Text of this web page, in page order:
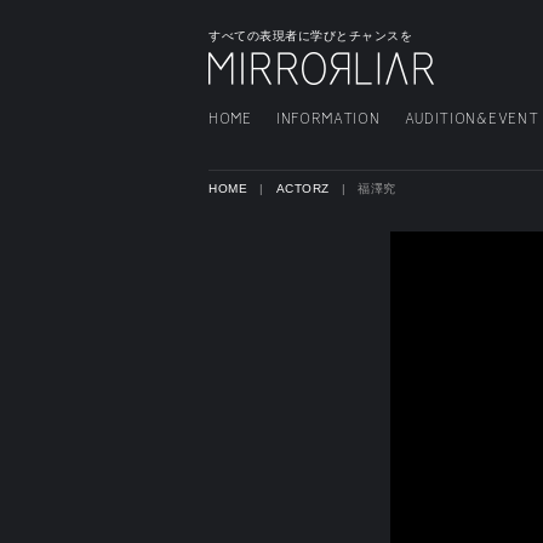
すべての表現者に学びとチャンスを
HOME INFORMATION AUDITION&EVENT
HOME ACTORZ 福澤究